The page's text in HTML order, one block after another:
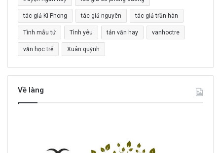
tác giả Kì Phong tác giả nguyên tác giả trần hàn
Tình mẫu tử Tình yêu tản văn hay vanhoctre
văn học trẻ Xuân quỳnh
Về làng